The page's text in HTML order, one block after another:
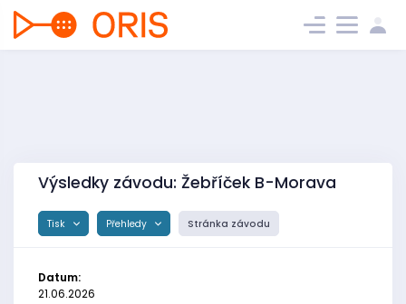
Výsledky závodu: Žebříček B-Morava
Tisk Přehledy Stránka závodu
Datum:
21.06.2026